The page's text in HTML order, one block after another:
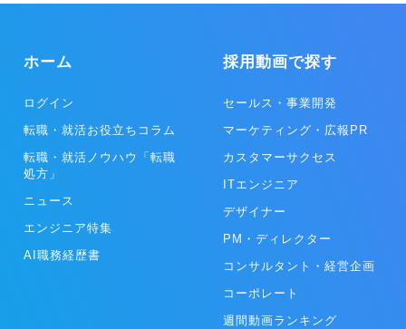
ホーム
ログイン
転職・就活お役立ちコラム
転職・就活ノウハウ「転職
処方」
ニュース
エンジニア特集
AI職務経歴書
採用動画で探す
セールス・事業開発
マーケティング・広報PR
カスタマーサクセス
ITエンジニア
デザイナー
PM・ディレクター
コンサルタント・経営企画
コーポレート
週間動画ランキング